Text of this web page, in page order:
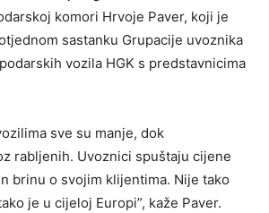
komori Hrvoje Paver, koji je
sastanku Grupacije uvoznika
vozila HGK s predstavnicima
sve su manje, dok
rabljenih. Uvoznici spuštaju cijene
brinu o svojim klijentima. Nije tako
je u cijeloj Europi”, kaže Paver.